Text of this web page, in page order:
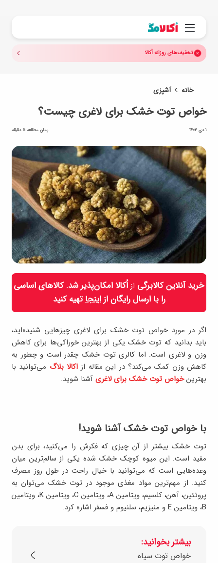
منو
تخفیف‌های روزانه اُکالا
خانه آشپزی
خواص توت خشک برای لاغری چیست؟
1 دی 1402 زمان مطالعه 5 دقیقه
خرید آنلاین کالابرگی از اُکالا امکان‌پذیر شد. کالاهای اساسی
را با ارسال رایگان ازاینجاتهیه کنید
اگر در مورد خواص توت خشک برای لاغری چیزهایی شنیده‌اید،
باید بدانید که توت خشک یکی از بهترین خوراکی‌ها برای کاهش
وزن و لاغری است. اما کالری توت خشک چقدر است و چطور به
کاهش وزن کمک می‌کند؟ در این مقاله ازاکالا بلاگ می‌توانید با
بهترینخواص توت خشک برای لاغری آشنا شوید.
با خواص توت خشک آشنا شوید!
توت خشک بیشتر از آن چیزی که فکرش را می‌کنید، برای بدن
مفید است. این میوه کوچک خشک شده یکی از سالم‌ترین میان
وعده‌هایی است که می‌توانید با خیال راحت در طول روز مصرف
کنید. از مهم‌ترین مواد مغذی موجود در توت خشک می‌توان به
پروتئین، آهن، کلسیم، ویتامین A، ویتامین C، ویتامین K، ویتامین
B، ویتامین E و منیزیم، سلنیوم و فسفر اشاره کرد.
بیشتر بخوانید:
خواص توت سیاه